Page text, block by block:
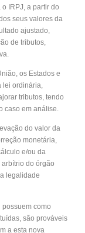
IRPJ, a partir do
seus valores da
ajustado,
de tributos,
os Estados e
lei ordinária,
tributos, tendo
caso em análise.
do valor da
monetária,
e/ou da
do órgão
legalidade
como
são prováveis
a esta nova